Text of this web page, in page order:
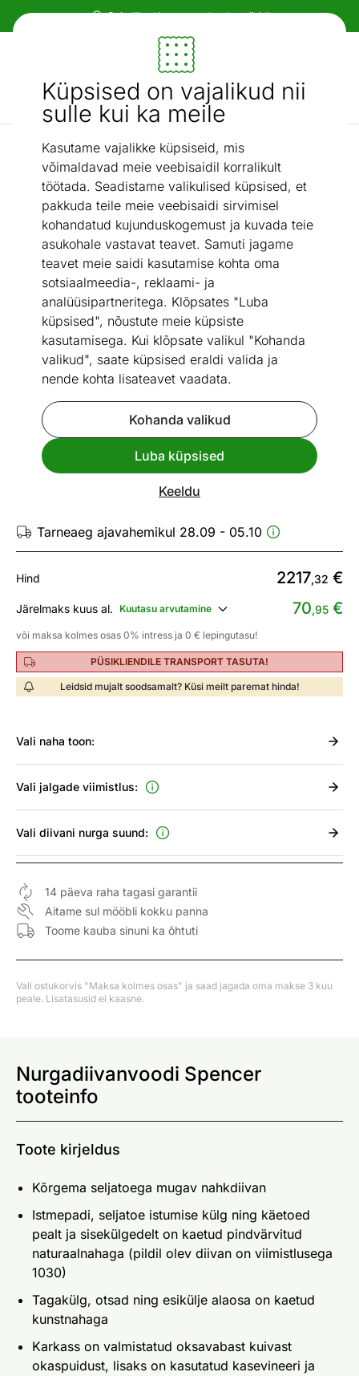
Küpsised on vajalikud nii
sulle kui ka meile
Kasutame vajalikke küpsiseid, mis
võimaldavad meie veebisaidil korralikult
töötada. Seadistame valikulised küpsised, et
pakkuda teile meie veebisaidi sirvimisel
kohandatud kujunduskogemust ja kuvada teie
asukohale vastavat teavet. Samuti jagame
teavet meie saidi kasutamise kohta oma
sotsiaalmeedia-, reklaami- ja
analüüsipartneritega. Klõpsates "Luba
küpsised", nõustute meie küpsiste
kasutamisega. Kui klõpsate valikul "Kohanda
valikud", saate küpsised eraldi valida ja
nende kohta lisateavet vaadata.
Kohanda valikud
Luba küpsised
Keeldu
Paindlikud ja mugavad makseviisid!
Mööbel ja sisustus - ON24
Otsi...
AI otsing
Nurgadiivanid / Nurgadiivanvoodi Spencer
Nurgadiivanvoodi Spencer
Tarneaeg ajavahemikul 28.09 - 05.10
Hind 2217,32 €
Järelmaks kuus al. Kuutasu arvutamine 70,95 €
või maksa kolmes osas 0% intress ja 0 € lepingutasu!
PÜSIKLIENDILE TRANSPORT TASUTA!
Leidsid mujalt soodsamalt? Küsi meilt paremat hinda!
Vali naha toon:
Vali jalgade viimistlus:
Vali diivani nurga suund:
14 päeva raha tagasi garantii
Aitame sul mööbli kokku panna
Toome kauba sinuni ka õhtuti
Vali ostukorvis "Maksa kolmes osas" ja saad jagada oma makse 3 kuu
peale. Lisatasusid ei kaasne.
Nurgadiivanvoodi Spencer
tooteinfo
Toote kirjeldus
Kõrgema seljatoega mugav nahkdiivan
Istmepadi, seljatoe istumise külg ning käetoed
pealt ja sisekülgedelt on kaetud pindvärvitud
naturaalnahaga (pildil olev diivan on viimistlusega
1030)
Tagakülg, otsad ning esikülje alaosa on kaetud
kunstnahaga
Karkass on valmistatud oksavabast kuivast
okaspuidust, lisaks on kasutatud kasevineeri ja